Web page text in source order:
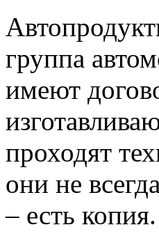
группа
имеют
проходят
они не
– есть копия.